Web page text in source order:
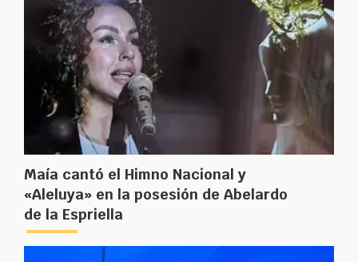
Maía cantó el Himno Nacional y
«Aleluya» en la posesión de Abelardo
de la Espriella